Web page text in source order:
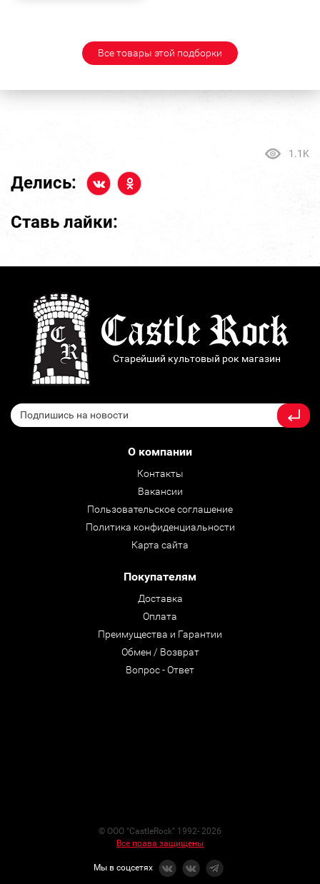
Все товары этой подборки
1.1K
Делись:
Ставь лайки:
Старейший культовый рок магазин
О компании
Контакты
Вакансии
Пользовательское соглашение
Политика конфиденциальности
Карта сайта
Покупателям
Доставка
Оплата
Преимущества и Гарантии
Обмен / Возврат
Вопрос - Ответ
© ООО "CastleRock" 1992- 2026
Все права защищены
Мы в соцсетях